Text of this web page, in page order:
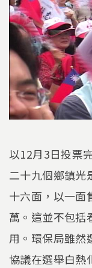
以12月3日投票
二十九個鄉鎮光
十六面，以一面
萬。這並不包括
用。環保局雖然
協議在選舉白熱